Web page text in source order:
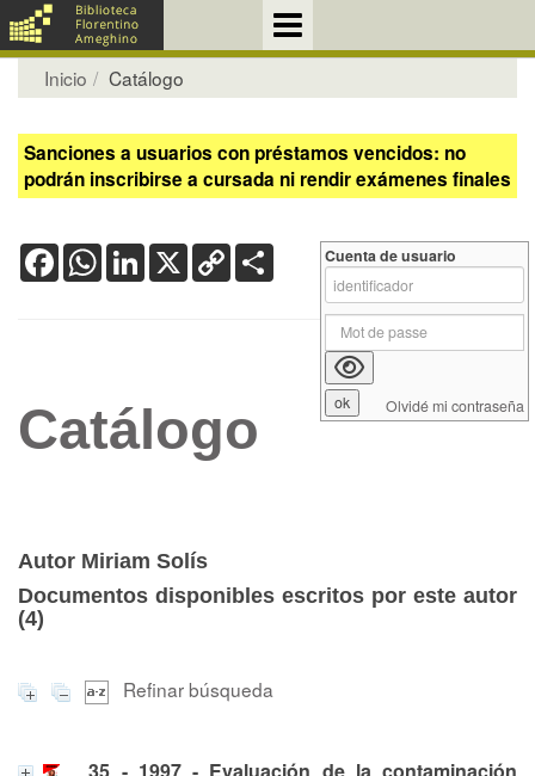
Inicio Catálogo
Sanciones a usuarios con préstamos vencidos: no
podrán inscribirse a cursada ni rendir exámenes finales
FacebookWhatsApp
LinkedIn
X Copy
Link
Catálogo
Autor Miriam Solís
Documentos disponibles escritos por este autor
(4)
Refinar búsqueda
Cuenta de usuario
Olvidé mi contraseña